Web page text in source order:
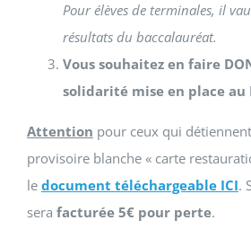
Pour élèves de terminales, il
résultats du baccalauréat.
Vous souhaitez en faire
solidarité mise en place au
Attention pour ceux qui
provisoire blanche « carte
le document téléchargeable ICI.
sera facturée 5€ pour perte.